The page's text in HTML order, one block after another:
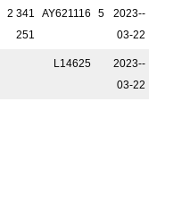
2 341
251
AY621116 5
2023-­
03-22
L14625
2023-­
03-22